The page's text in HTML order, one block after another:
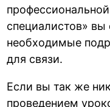
специалистов» вы
необходимые
для связи.
Если вы так же
проведением